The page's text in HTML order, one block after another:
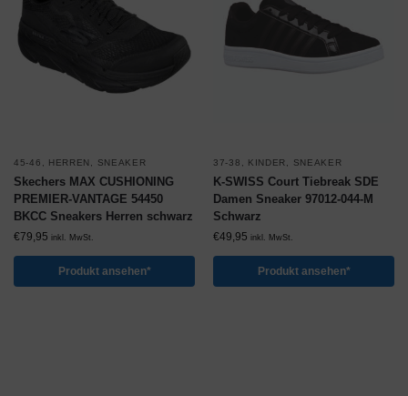
45-46 HERREN SNEAKER
Skechers MAX CUSHIONING
PREMIER-VANTAGE 54450
BKCC Sneakers Herren schwarz
€79,95 inkl. MwSt.
Produkt ansehen*
37-38 KINDER SNEAKER
K-SWISS Court Tiebreak SDE
Damen Sneaker 97012-044-M
Schwarz
€49,95 inkl. MwSt.
Produkt ansehen*